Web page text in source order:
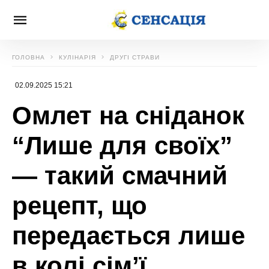
ГОЛОВНА КУЛІНАРІЯ ДРУГІ СТРАВИ
02.09.2025 15:21
Омлет на сніданок
“Лише для своїх”
— такий смачний
рецепт, що
передається лише